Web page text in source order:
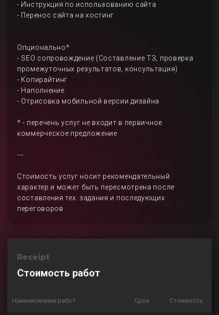
- Инструкция по использованию сайта
- Перенос сайта на хостинг
Опционально*
- SEO сопровождение (Составление ТЗ, проверка
промежуточных результатов, консультация)
- Копирайтинг
- Наполнение
- Отрисовка мобильной версии дизайна
* - перечень услуг не входит в первичное
коммерческое предложение
---
Стоимость услуг носит рекомендательный
характер и может быть пересмотрена после
составления тех. задания и последующих
переговоров.
Receipt
Стоимость работ
Наименование работ Срок Стоимость